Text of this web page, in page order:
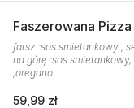
Faszerowana
farsz :sos smietankowy ,
na górę :sos
,oregano
59,99 zł